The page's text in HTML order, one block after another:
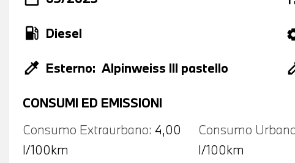
local_gas_station Diesel
colorize Esterno: Alpinweiss III pastello
CONSUMI ED EMISSIONI
Consumo Extraurbano: 4,00
l/100km
Consumo
l/100km